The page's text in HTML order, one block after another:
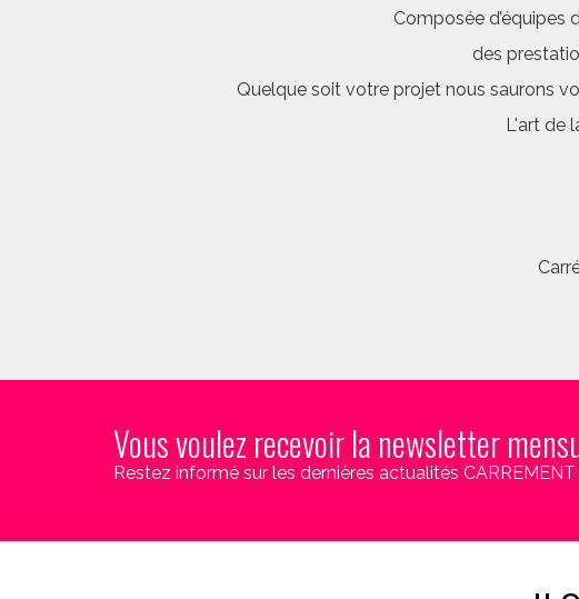
Composée d’équipes
des
Quelque soit votre projet nous saurons
L'art de
Vous voulez recevoir la newsletter
Restez informé sur les dernières actualités CARREMENT